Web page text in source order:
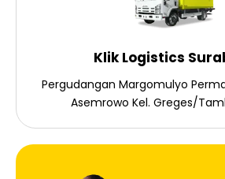
Klik Logistics
Pergudangan Margomulyo
Asemrowo Kel. Greges/